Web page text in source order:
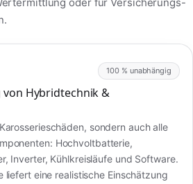
oder für Versicherungs-
100 % unabhängig
Hybridtechnik &
sondern auch alle
Hochvoltbatterie,
Inverter, Kühlkreisläufe und Software.
liefert eine realistische Einschätzung